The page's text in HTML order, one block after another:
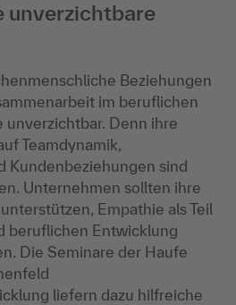
unverzichtbare
Beziehungen
im beruflichen
unverzichtbar. Denn ihre
Teamdynamik,
Kundenbeziehungen sind
Unternehmen sollten ihre
Empathie als Teil
beruflichen Entwicklung
Die Seminare der Haufe
liefern dazu hilfreiche